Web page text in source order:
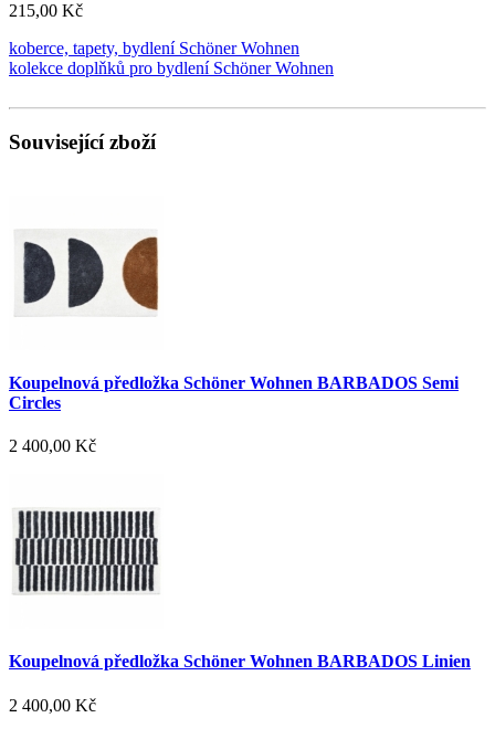
215,00 Kč
koberce, tapety, bydlení Schöner Wohnen
kolekce doplňků pro bydlení Schöner Wohnen
Související zboží
Koupelnová předložka Schöner Wohnen BARBADOS Semi
Circles
2 400,00 Kč
Koupelnová předložka Schöner Wohnen BARBADOS Linien
2 400,00 Kč